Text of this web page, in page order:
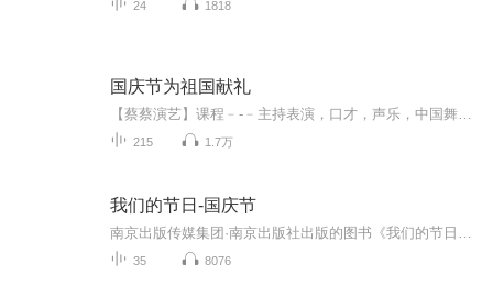
24 1818
国庆节为祖国献礼
215 1.7万
我们的节日-国庆节
35 8076